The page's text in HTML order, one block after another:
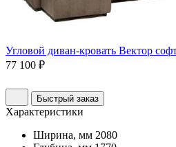
Угловой диван-кровать Вектор
77 100 ₽
Быстрый заказ
Характеристики
Ширина, мм 2080